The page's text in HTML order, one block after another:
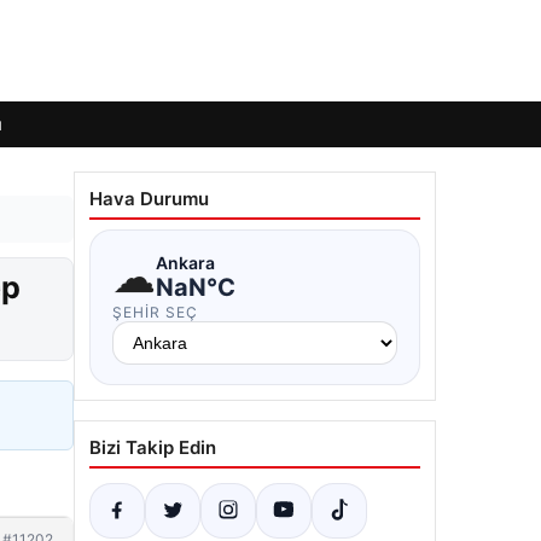
Hava Durumu
☁Ankara
NaN°C
ŞEHIR SEÇ
Bizi Takip Edin